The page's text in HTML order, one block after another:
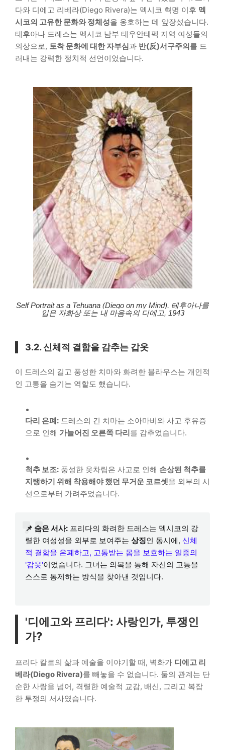
다와 디에고 리베라(Diego Rivera)는 멕시코 혁명 이후 멕
시코의 고유한 문화와 정체성을 옹호하는 데 앞장섰습니다.
테후아나 드레스는 멕시코 남부 테우안테펙 지역 여성들의
의상으로, 토착 문화에 대한 자부심과 반(反)서구주의를 드
러내는 강력한 정치적 선언이었습니다.
Self Portrait as a Tehuana (Diego on my Mind), 테후아나를
입은 자화상 또는 내 마음속의 디에고, 1943
3.2. 신체적 결함을 감추는 갑옷
이 드레스의 길고 풍성한 치마와 화려한 블라우스는 개인적
인 고통을 숨기는 역할도 했습니다.
다리 은폐: 드레스의 긴 치마는 소아마비와 사고 후유증
으로 인해 가늘어진 오른쪽 다리를 감추었습니다.
척추 보조: 풍성한 옷차림은 사고로 인해 손상된 척추를
지탱하기 위해 착용해야 했던 무거운 코르셋을 외부의 시
선으로부터 가려주었습니다.
📌 숨은 서사: 프리다의 화려한 드레스는 멕시코의 강
렬한 여성성을 외부로 보여주는 상징인 동시에, 신체
적 결함을 은폐하고, 고통받는 몸을 보호하는 일종의
'갑옷'이었습니다. 그녀는 의복을 통해 자신의 고통을
스스로 통제하는 방식을 찾아낸 것입니다.
'디에고와 프리다': 사랑인가, 투쟁인
가?
프리다 칼로의 삶과 예술을 이야기할 때, 벽화가 디에고 리
베라(Diego Rivera)를 빼놓을 수 없습니다. 둘의 관계는 단
순한 사랑을 넘어, 격렬한 예술적 교감, 배신, 그리고 복잡
한 투쟁의 서사였습니다.